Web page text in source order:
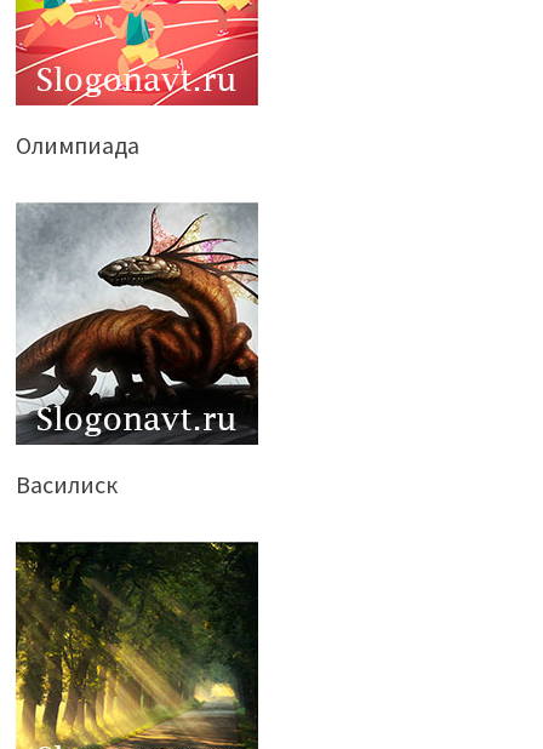
Олимпиада
Василиск